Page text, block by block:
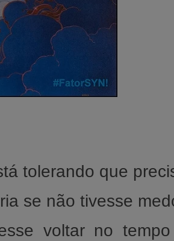
tolerando que
se não tivesse
voltar no